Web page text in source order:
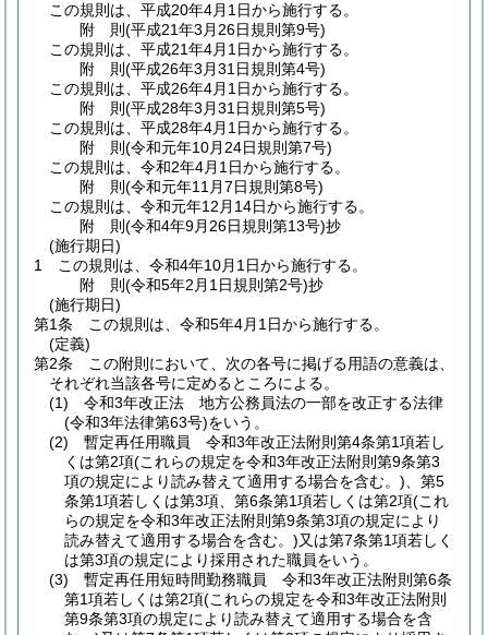
この規則は、平成20年4月1日から施行する。
附 則(平成21年3月26日規則第9号)
この規則は、平成21年4月1日から施行する。
附 則(平成26年3月31日規則第4号)
この規則は、平成26年4月1日から施行する。
附 則(平成28年3月31日規則第5号)
この規則は、平成28年4月1日から施行する。
附 則(令和元年10月24日規則第7号)
この規則は、令和2年4月1日から施行する。
附 則(令和元年11月7日規則第8号)
この規則は、令和元年12月14日から施行する。
附 則(令和4年9月26日規則第13号)抄
(施行期日)
1
この規則は、令和4年10月1日から施行する。
附 則(令和5年2月1日規則第2号)抄
(施行期日)
第1条
この規則は、令和5年4月1日から施行する。
(定義)
第2条
この附則において、次の各号に掲げる用語の意義は、
それぞれ当該各号に定めるところによる。
(1)
令和3年改正法 地方公務員法の一部を改正する法律
(令和3年法律第63号)をいう。
(2)
暫定再任用職員 令和3年改正法附則第4条第1項若し
くは第2項(これらの規定を令和3年改正法附則第9条第3
項の規定により読み替えて適用する場合を含む。) 、第5
条第1項若しくは第3項、第6条第1項若しくは第2項(これ
らの規定を令和3年改正法附則第9条第3項の規定により
読み替えて適用する場合を含む。)又は第7条第1項若しく
は第3項の規定により採用された職員をいう。
(3)
暫定再任用短時間勤務職員 令和3年改正法附則第6条
第1項若しくは第2項(これらの規定を令和3年改正法附則
第9条第3項の規定により読み替えて適用する場合を含